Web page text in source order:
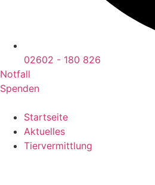
02602 - 180 826
Notfall
Spenden
Startseite
Aktuelles
Tiervermittlung